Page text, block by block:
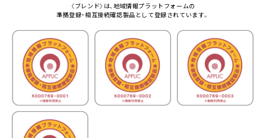
〈ブレンド〉は、地域情報プラットフォームの
準拠登録・相互接続確認製品として登録されています。